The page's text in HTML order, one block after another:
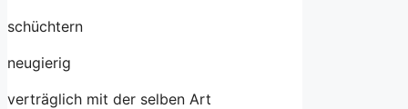
schüchtern
neugierig
verträglich mit der selben Art